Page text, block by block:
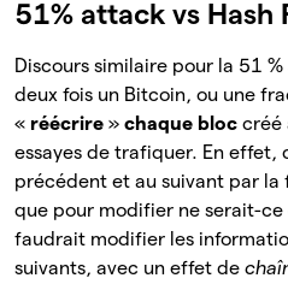
51% attack vs Hash
Discours similaire pour la 51
deux fois un Bitcoin, ou une
« réécrire » chaque bloc créé
essayes de trafiquer. En effet,
précédent et au suivant par la
que pour modifier ne serait-ce
faudrait modifier les
suivants, avec un effet de